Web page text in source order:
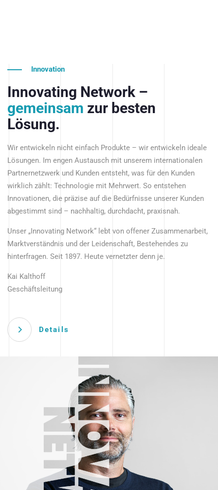
Innovation
Innovating Network –
gemeinsam zur besten
Lösung.
Wir entwickeln nicht einfach Produkte – wir entwickeln ideale
Lösungen. Im engen Austausch mit unserem internationalen
Partnernetzwerk und Kunden entsteht, was für den Kunden
wirklich zählt: Technologie mit Mehrwert. So entstehen
Innovationen, die präzise auf die Bedürfnisse unserer Kunden
abgestimmt sind – nachhaltig, durchdacht, praxisnah.
Unser „Innovating Network“ lebt von offener Zusammenarbeit,
Marktverständnis und der Leidenschaft, Bestehendes zu
hinterfragen. Seit 1897. Heute vernetzter denn je.
Kai Kalthoff
Geschäftsleitung
Details